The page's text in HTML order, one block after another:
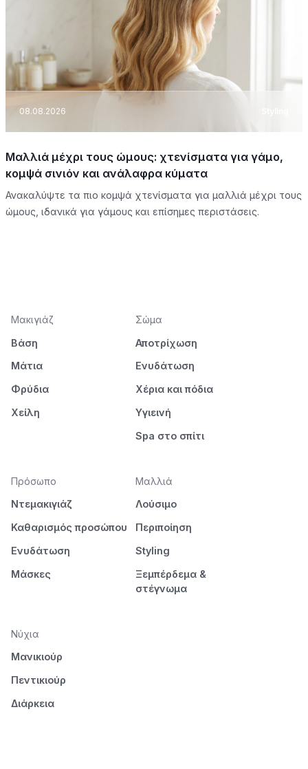
08.08.2026
Μαλλιά μέχρι τους ώμους: χτενίσματα για γάμο,
κομψά σινιόν και ανάλαφρα κύματα
Ανακαλύψτε τα πιο κομψά χτενίσματα για μαλλιά μέχρι τους
ώμους, ιδανικά για γάμους και επίσημες περιστάσεις.
Μακιγιάζ
Βάση
Μάτια
Φρύδια
Χείλη
Σώμα
Αποτρίχωση
Ενυδάτωση
Χέρια και πόδια
Υγιεινή
Spa στο σπίτι
Πρόσωπο
Ντεμακιγιάζ
Καθαρισμός προσώπου
Ενυδάτωση
Μάσκες
Μαλλιά
Λούσιμο
Περιποίηση
Styling
Ξεμπέρδεμα &
στέγνωμα
Νύχια
Μανικιούρ
Πεντικιούρ
Διάρκεια